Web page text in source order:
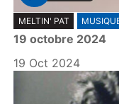
P
l
a
y
MELTIN' PAT
19 octobre 2024
19 Oct 2024